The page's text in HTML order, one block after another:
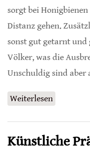
sorgt bei
Distanz gehen.
sonst gut getarnt und
Völker, was die
Unschuldig sind
Weiterlesen
Künstliche